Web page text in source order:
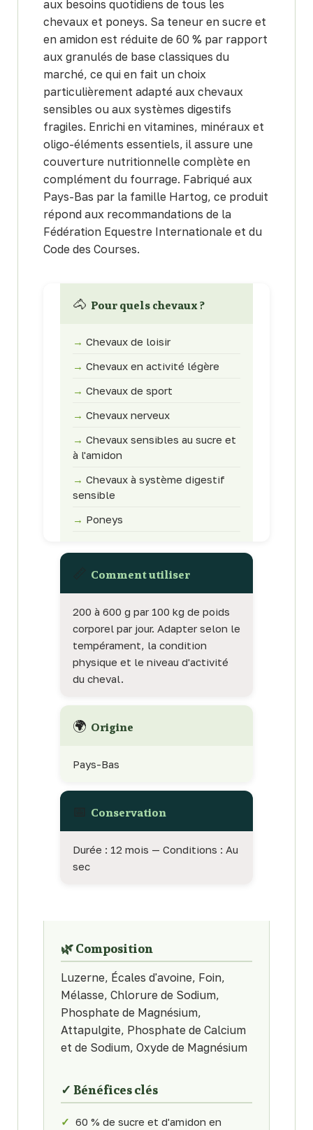
aux besoins quotidiens de tous les
chevaux et poneys. Sa teneur en sucre et
en amidon est réduite de 60 % par rapport
aux granulés de base classiques du
marché, ce qui en fait un choix
particulièrement adapté aux chevaux
sensibles ou aux systèmes digestifs
fragiles. Enrichi en vitamines, minéraux et
oligo-éléments essentiels, il assure une
couverture nutritionnelle complète en
complément du fourrage. Fabriqué aux
Pays-Bas par la famille Hartog, ce produit
répond aux recommandations de la
Fédération Equestre Internationale et du
Code des Courses.
🐴 Pour quels chevaux ?
→ Chevaux de loisir
→ Chevaux en activité légère
→ Chevaux de sport
→ Chevaux nerveux
→ Chevaux sensibles au sucre et
à l'amidon
→ Chevaux à système digestif
sensible
→ Poneys
Comment utiliser
200 à 600 g par 100 kg de poids
corporel par jour. Adapter selon le
tempérament, la condition
physique et le niveau d'activité
du cheval.
🌍 Origine
Pays-Bas
Conservation
Durée : 12 mois — Conditions : Au
sec
🌿 Composition
Luzerne, Écales d'avoine, Foin,
Mélasse, Chlorure de Sodium,
Phosphate de Magnésium,
Attapulgite, Phosphate de Calcium
et de Sodium, Oxyde de Magnésium
✓ Bénéfices clés
✓ 60 % de sucre et d'amidon en